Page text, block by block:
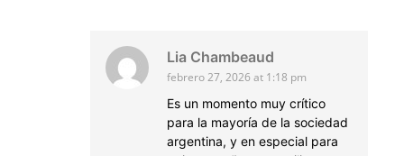
Lia Chambeaud
febrero 27, 2026 at 1:18 pm
Es un momento muy crítico
para la mayoría de la sociedad
argentina, y en especial para